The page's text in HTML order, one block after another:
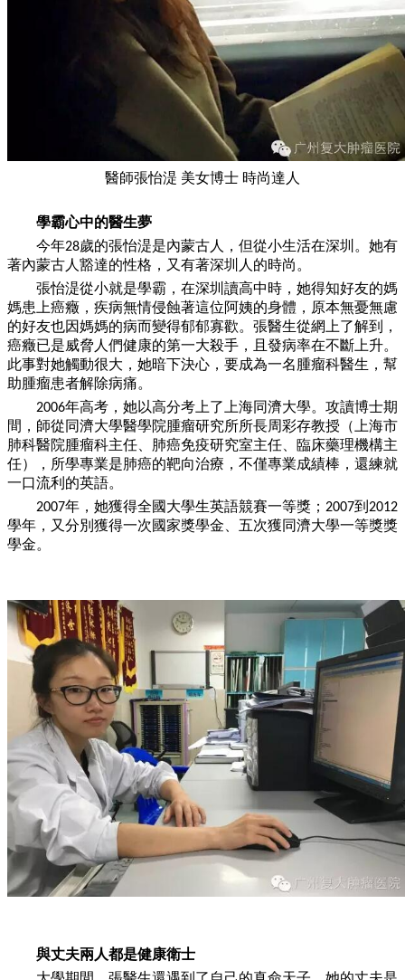
醫師張怡湜 美女博士 時尚達人
學霸心中的醫生夢
今年28歲的張怡湜是內蒙古人，但從小生活在深圳。她有
著內蒙古人豁達的性格，又有著深圳人的時尚。
張怡湜從小就是學霸，在深圳讀高中時，她得知好友的媽
媽患上癌癥，疾病無情侵蝕著這位阿姨的身體，原本無憂無慮
的好友也因媽媽的病而變得郁郁寡歡。張醫生從網上了解到，
癌癥已是威脅人們健康的第一大殺手，且發病率在不斷上升。
此事對她觸動很大，她暗下決心，要成為一名腫瘤科醫生，幫
助腫瘤患者解除病痛。
2006年高考，她以高分考上了上海同濟大學。攻讀博士期
間，師從同濟大學醫學院腫瘤研究所所長周彩存教授（上海市
肺科醫院腫瘤科主任、肺癌免疫研究室主任、臨床藥理機構主
任），所學專業是肺癌的靶向治療，不僅專業成績棒，還練就
一口流利的英語。
2007年，她獲得全國大學生英語競賽一等獎； 2007到 2012
學年，又分別獲得一次國家獎學金、五次獲同濟大學一等獎獎
學金。
與丈夫兩人都是健康衛士